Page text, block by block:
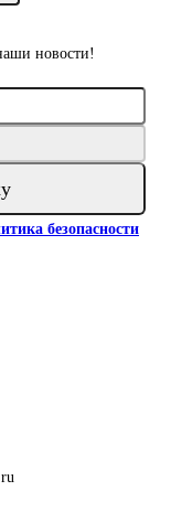
новости!
безопасности